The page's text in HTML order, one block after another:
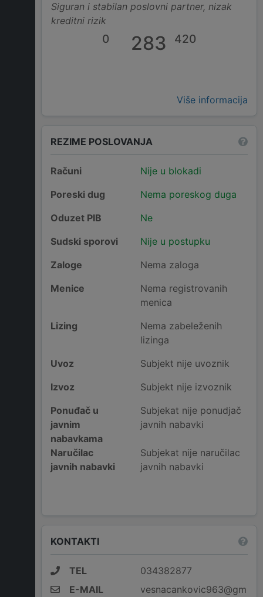
Siguran i stabilan poslovni partner, nizak
kreditni rizik
0 283 420
Više informacija
REZIME POSLOVANJA
Računi
Nije u blokadi
Poreski dug
Nema poreskog duga
Oduzet PIB
Ne
Sudski sporovi
Nije u postupku
Zaloge
Nema zaloga
Menice
Nema registrovanih
menica
Lizing
Nema zabeleženih
lizinga
Uvoz
Subjekt nije uvoznik
Izvoz
Subjekt nije izvoznik
Ponuđač u
javnim
nabavkama
Subjekat nije ponudjač
javnih nabavki
Naručilac
javnih nabavki
Subjekat nije naručilac
javnih nabavki
KONTAKTI
TEL
034382877
E-MAIL
vesnacankovic963@gm